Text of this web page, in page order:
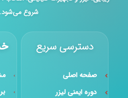
شروع می‌شود.
دسترسی سریع
صفحه اصلی
دوره ایمنی لیزر
مشاوره
بررسی